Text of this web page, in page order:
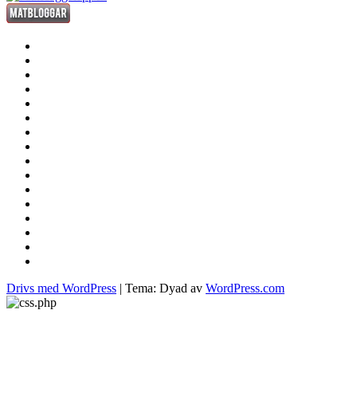
Drivs med WordPress | Tema: Dyad av WordPress.com